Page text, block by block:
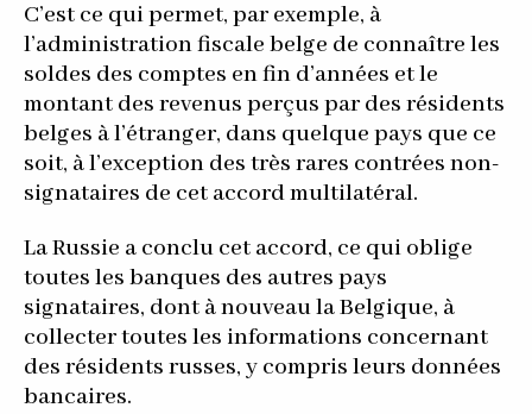
C’est ce qui permet, par exemple, à
l’administration fiscale belge de connaître les
soldes des comptes en fin d’années et le
montant des revenus perçus par des résidents
belges à l’étranger, dans quelque pays que ce
soit, à l’exception des très rares contrées non-
signataires de cet accord multilatéral.
La Russie a conclu cet accord, ce qui oblige
toutes les banques des autres pays
signataires, dont à nouveau la Belgique, à
collecter toutes les informations concernant
des résidents russes, y compris leurs données
bancaires.